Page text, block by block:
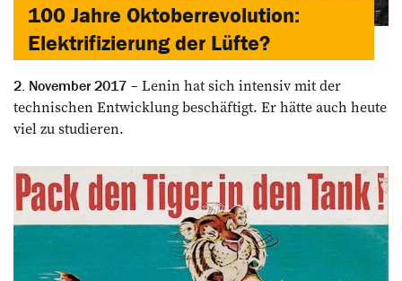
100 Jahre Oktoberrevolution:
Elektrifizierung der Lüfte?
2. November 2017
Lenin hat sich intensiv mit der
technischen Entwicklung beschäftigt. Er hätte auch heute
viel zu studieren.